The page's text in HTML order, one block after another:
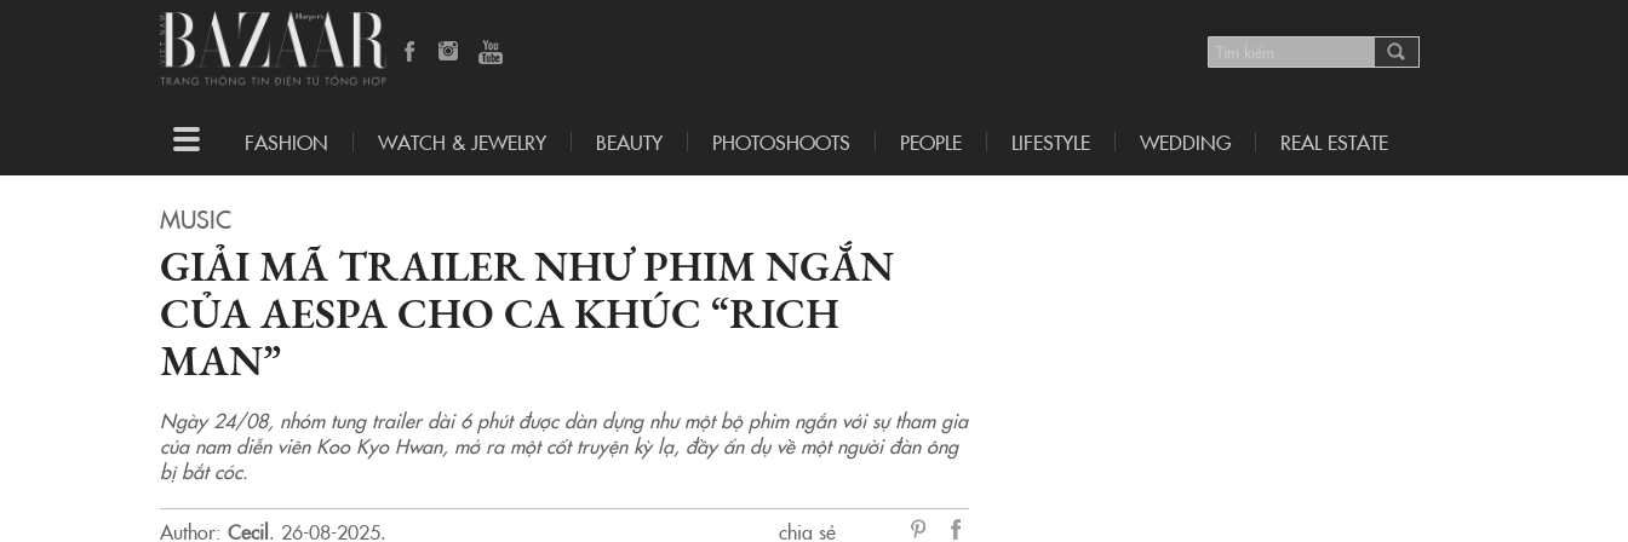
Toggle
navigation
FASHION WATCH & JEWELRY BEAUTY PHOTOSHOOTS PEOPLE LIFESTYLE WEDDING REAL ESTATE
MUSIC
GIẢI MÃ TRAILER NHƯ PHIM NGẮN
CỦA AESPA CHO CA KHÚC “RICH
MAN”
Ngày 24/08, nhóm tung trailer dài 6 phút được dàn dựng như một bộ phim ngắn với sự tham gia
của nam diễn viên Koo Kyo Hwan, mở ra một cốt truyện kỳ lạ, đầy ẩn dụ về một người đàn ông
bị bắt cóc.
Author: Cecil. 26-08-2025.
chia sẻ